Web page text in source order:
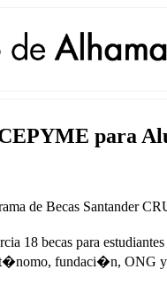
para
de Becas Santander
18 becas para
fundaci�n, ONG